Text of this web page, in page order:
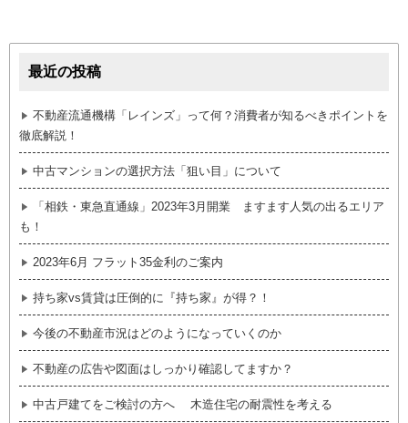
最近の投稿
不動産流通機構「レインズ」って何？消費者が知るべきポイントを
徹底解説！
中古マンションの選択方法「狙い目」について
「相鉄・東急直通線」2023年3月開業 ますます人気の出るエリア
も！
2023年6月 フラット35金利のご案内
持ち家vs賃貸は圧倒的に『持ち家』が得？！
今後の不動産市況はどのようになっていくのか
不動産の広告や図面はしっかり確認してますか？
中古戸建てをご検討の方へ 木造住宅の耐震性を考える